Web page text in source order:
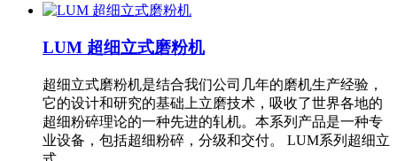
LUM 超细立式磨粉机
超细立式磨粉机是结合我们公司几年的磨机生产经验，
它的设计和研究的基础上立磨技术，吸收了世界各地的
超细粉碎理论的一种先进的轧机。本系列产品是一种专
业设备，包括超细粉碎，分级和交付。 LUM系列超细立